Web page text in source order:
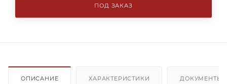
ПОД ЗАКАЗ
ОПИСАНИЕ ХАРАКТЕРИСТИКИ ДОКУМЕНТЫ